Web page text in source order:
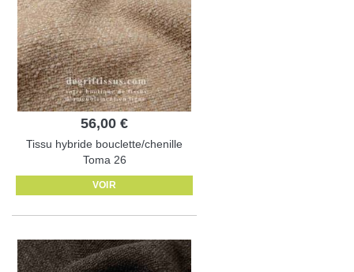
56,00 €
Tissu hybride bouclette/chenille
Toma 26
VOIR